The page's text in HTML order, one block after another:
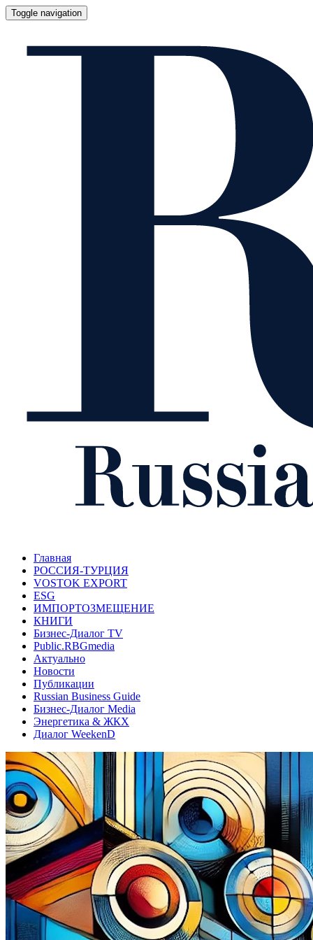
Toggle navigation
Главная
РОССИЯ-ТУРЦИЯ
VOSTOK EXPORT
ESG
ИМПОРТОЗМЕЩЕНИЕ
КНИГИ
Бизнес-Диалог TV
Public.RBGmedia
Актуально
Новости
Публикации
Russian Business Guide
Бизнес-Диалог Media
Энергетика & ЖКХ
Диалог WeekenD